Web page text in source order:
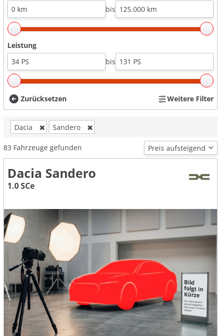
bis
Leistung
bis
Zurücksetzen Weitere Filter
Dacia Sandero
83 Fahrzeuge gefunden
Dacia Sandero
1.0 SCe